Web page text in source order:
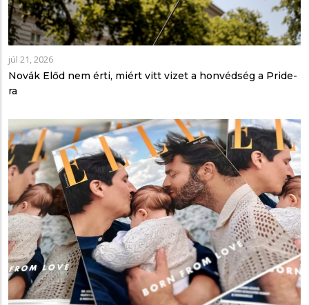
júl 21, 2026
Novák Előd nem érti, miért vitt vizet a honvédség a Pride-
ra